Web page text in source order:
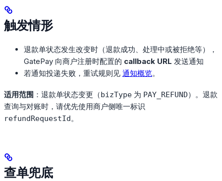
触发情形
退款单状态发生改变时（退款成功、处理中或被拒绝等），
GatePay 向商户注册时配置的 callback URL 发送通知
若通知投递失败，重试规则见 通知概览。
适用范围 ：退款单状态变更（bizType 为 PAY_REFUND）。退款
查询与对账时，请优先使用商户侧唯一标识
refundRequestId。
查单兜底